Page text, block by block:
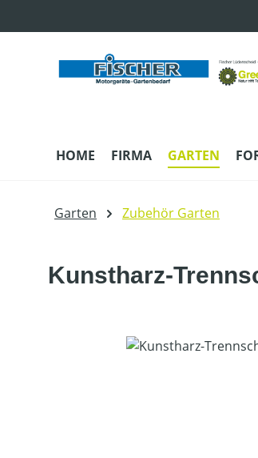
HOME FIRMA GARTEN
Garten Zubehör Garten
Kunstharz-
Bildergalerie überspringen